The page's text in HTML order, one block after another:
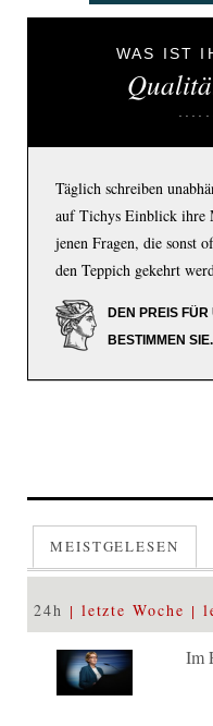
WAS IST
Täglich schreiben
auf Tichys Einblick ihre
jenen Fragen, die sonst
den Teppich gekehrt
DEN PREIS
BESTIMMEN SIE.
MEISTGELESEN
24h letzte Woche
Im